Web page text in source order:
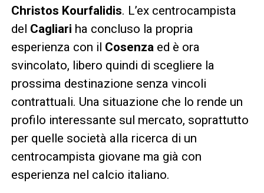
Christos Kourfalidis. L’ex centrocampista
del Cagliari ha concluso la propria
esperienza con il Cosenzaed è ora
svincolato, libero quindi di scegliere la
prossima destinazione senza vincoli
contrattuali. Una situazione che lo rende un
profilo interessante sul mercato, soprattutto
per quelle società alla ricerca di un
centrocampista giovane ma già con
esperienza nel calcio italiano.